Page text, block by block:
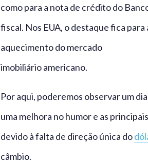
como para a nota de crédito do
fiscal. Nos EUA, o destaque fica
aquecimento do mercado
imobiliário americano.
Por aqui, poderemos observar um
uma melhora no humor e as
devido à falta de direção única do
câmbio.